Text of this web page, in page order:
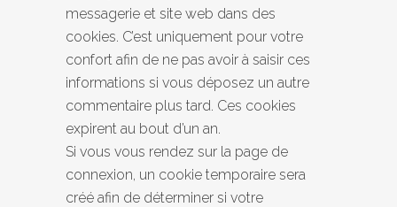
messagerie et site web dans des
cookies. C’est uniquement pour votre
confort afin de ne pas avoir à saisir ces
informations si vous déposez un autre
commentaire plus tard. Ces cookies
expirent au bout d’un an.
Si vous vous rendez sur la page de
connexion, un cookie temporaire sera
créé afin de déterminer si votre